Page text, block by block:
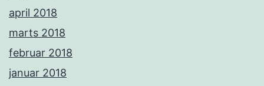
april 2018
marts 2018
februar 2018
januar 2018